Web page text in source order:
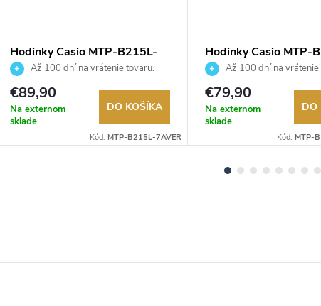
Hodinky Casio MTP-B215L-
7AVERAž 100 dní na vrátenie tovaru.
Autorizovaný predajca.
€89,90
Na externom
sklade
DO KOŠÍKA
Kód: MTP-B215L-7AVER
Hodinky Casio MTP-
4A2VEFAž 100 dní na vrátenie
Autorizovaný predajca.
€79,90
Na externom
sklade
DO
Kód: MTP-